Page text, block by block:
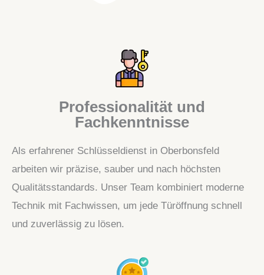
Professionalität und
Fachkenntnisse
Als erfahrener Schlüsseldienst in Oberbonsfeld
arbeiten wir präzise, sauber und nach höchsten
Qualitätsstandards. Unser Team kombiniert moderne
Technik mit Fachwissen, um jede Türöffnung schnell
und zuverlässig zu lösen.